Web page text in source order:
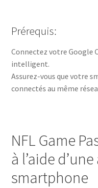
Prérequis:
Connectez votre Google
intelligent.
Assurez-vous que votre
connectés au même
NFL Game
à l’aide
smartphone